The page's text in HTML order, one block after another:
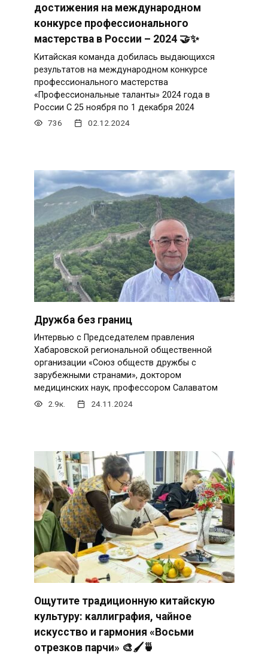
достижения на международном
конкурсе профессионального
мастерства в России – 2024 🤝✨
Китайская команда добилась выдающихся
результатов на международном конкурсе
профессионального мастерства
«Профессиональные таланты» 2024 года в
России С 25 ноября по 1 декабря 2024
736 02.12.2024
Дружба без границ
Интервью с Председателем правления
Хабаровской региональной общественной
организации «Союз обществ дружбы с
зарубежными странами», доктором
медицинских наук, профессором Салаватом
2.9к. 24.11.2024
Ощутите традиционную китайскую
культуру: каллиграфия, чайное
искусство и гармония «Восьми
отрезков парчи» 🎨🖌️🍵